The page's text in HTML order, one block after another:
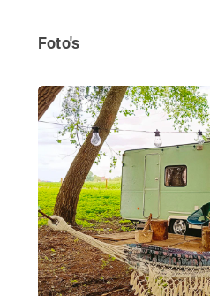
Foto's